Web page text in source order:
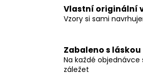
Vlastní originální
Vzory si sami
Zabaleno s láskou
Na každé objednávce
záležet